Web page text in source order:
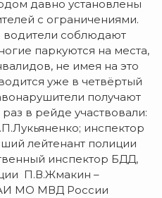
давно установлены
с ограничениями.
водители соблюдают
паркуются на места,
не имея на это
уже в четвёртый
получают
в рейде участвовали:
инспектор
лейтенант полиции
инспектор БДД,
П.В.Жмакин –
МО МВД России